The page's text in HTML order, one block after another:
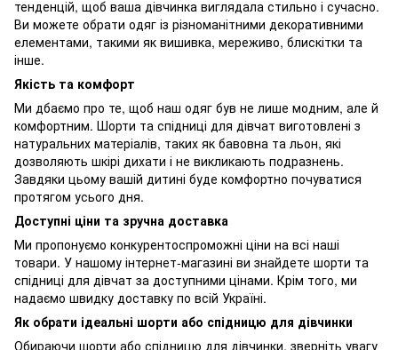
тенденцій, щоб ваша дівчинка виглядала стильно і сучасно.
Ви можете обрати одяг із різноманітними декоративними
елементами, такими як вишивка, мереживо, блискітки та
інше.
Якість та комфорт
Ми дбаємо про те, щоб наш одяг був не лише модним, але й
комфортним. Шорти та спідниці для дівчат виготовлені з
натуральних матеріалів, таких як бавовна та льон, які
дозволяють шкірі дихати і не викликають подразнень.
Завдяки цьому вашій дитині буде комфортно почуватися
протягом усього дня.
Доступні ціни та зручна доставка
Ми пропонуємо конкурентоспроможні ціни на всі наші
товари. У нашому інтернет-магазині ви знайдете шорти та
спідниці для дівчат за доступними цінами. Крім того, ми
надаємо швидку доставку по всій Україні.
Як обрати ідеальні шорти або спідницю для дівчинки
Обираючи шорти або спідницю для дівчинки, зверніть увагу